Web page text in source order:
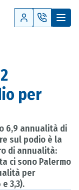
per
6,9 annualità di
sul podio è la
di annualità:
ci sono Palermo
per
3,3).